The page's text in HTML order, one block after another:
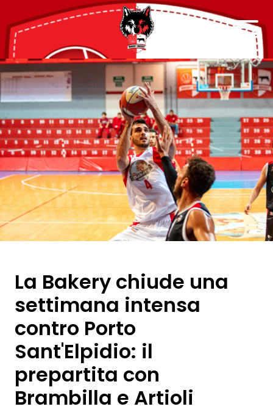
La Bakery chiude una
settimana intensa
contro Porto
Sant'Elpidio: il
prepartita con
Brambilla e Artioli